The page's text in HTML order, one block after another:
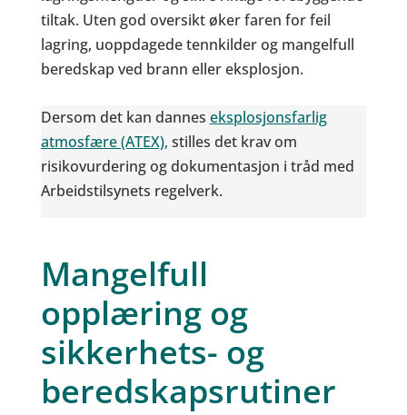
tiltak. Uten god oversikt øker faren for feil
lagring, uoppdagede tennkilder og mangelfull
beredskap ved brann eller eksplosjon.
Dersom det kan dannes eksplosjonsfarlig
atmosfære (ATEX), stilles det krav om
risikovurdering og dokumentasjon i tråd med
Arbeidstilsynets regelverk.
Mangelfull
opplæring og
sikkerhets- og
beredskapsrutiner